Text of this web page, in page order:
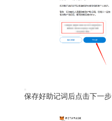
保存好助记词后点击下一步